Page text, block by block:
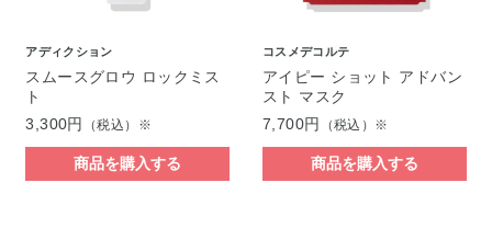
アディクション
スムースグロウ ロックミス
ト
3,300円
（税込）※
商品を購入する
コスメデコルテ
アイピー ショット アドバン
スト マスク
7,700円
（税込）※
商品を購入する